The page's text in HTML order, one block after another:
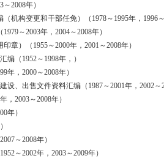
2008年）
机构变更和干部任免）（1978～1995年，1996
～2003年，2004～2008年）
章）（1955～2000年，2001～2008年）
（1952～1998年，）
年，2000～2008年）
设、出售文件资料汇编（1987～2001年，2002～
，2003～2008年）
年）
～2008年）
～2002年，2003～2009年）